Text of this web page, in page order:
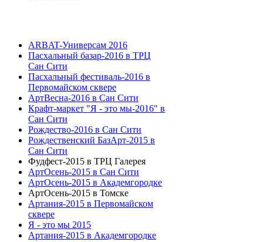
ARBAT-Универсам 2016
Пасхальный базар-2016 в ТРЦ
Сан Сити
Пасхальный фестиваль-2016 в
Первомайском сквере
АртВесна-2016 в Сан Сити
Крафт-маркет "Я - это мы-2016" в
Сан Сити
Рождество-2016 в Сан Сити
Рождественский БазАрт-2015 в
Сан Сити
Фудфест-2015 в ТРЦ Галерея
АртОсень-2015 в Сан Сити
АртОсень-2015 в Академгородке
АртОсень-2015 в Томске
Артания-2015 в Первомайском
сквере
Я - это мы 2015
Артания-2015 в Академгородке